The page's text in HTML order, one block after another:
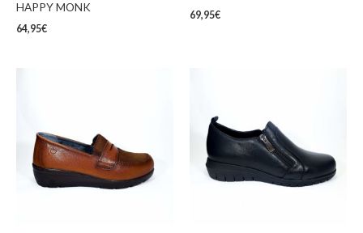
HAPPY MONK
64,95€
69,95€